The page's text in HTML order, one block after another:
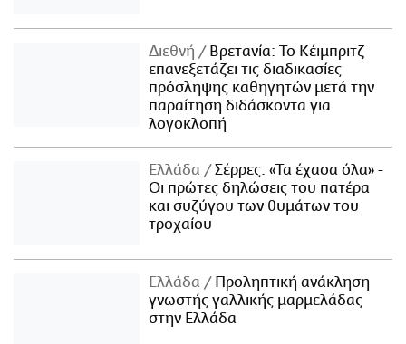
Διεθνή
Βρετανία: Το Κέιμπριτζ
επανεξετάζει τις διαδικασίες
πρόσληψης καθηγητών μετά την
παραίτηση διδάσκοντα για
λογοκλοπή
Ελλάδα
Σέρρες: «Τα έχασα όλα» -
Οι πρώτες δηλώσεις του πατέρα
και συζύγου των θυμάτων του
τροχαίου
Ελλάδα
Προληπτική ανάκληση
γνωστής γαλλικής μαρμελάδας
στην Ελλάδα